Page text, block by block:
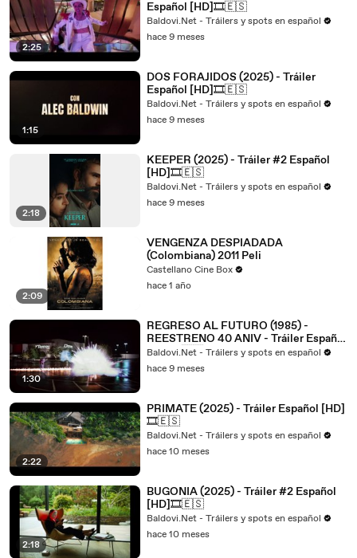
2:25
Español [HD]🎞️🇪🇸
Baldovi.Net - Tráilers y spots en español
hace 9 meses
1:15
DOS FORAJIDOS (2025) - Tráiler
Español [HD]🎞️🇪🇸
Baldovi.Net - Tráilers y spots en español
hace 9 meses
2:18
KEEPER (2025) - Tráiler #2 Español
[HD]🎞️🇪🇸
Baldovi.Net - Tráilers y spots en español
hace 9 meses
2:09
VENGENZA DESPIADADA
(Colombiana) 2011 Peli
Castellano Cine Box
hace 1 año
1:30
REGRESO AL FUTURO (1985) -
REESTRENO 40 ANIV - Tráiler Español
[HD]🎞️🇪🇸
Baldovi.Net - Tráilers y spots en español
hace 9 meses
2:22
PRIMATE (2025) - Tráiler Español [HD]
🎞️🇪🇸
Baldovi.Net - Tráilers y spots en español
hace 10 meses
2:18
BUGONIA (2025) - Tráiler #2 Español
[HD]🎞️🇪🇸
Baldovi.Net - Tráilers y spots en español
hace 10 meses